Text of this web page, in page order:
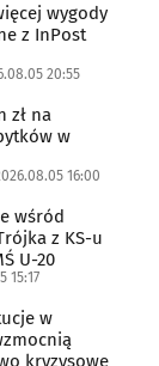
wygody
z InPost
20:55
zł na
w
16:00
wśród
z KS-u
U-20
15:17
w
kryzysowe